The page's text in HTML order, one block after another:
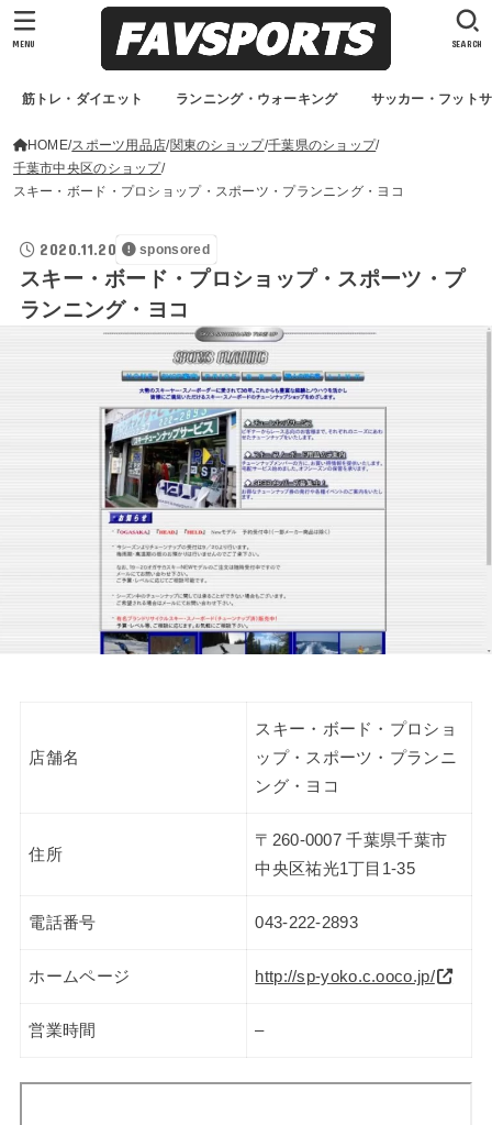
筋トレ・ダイエット ランニング・ウォーキング サッカー・フット
SEARCH
MENU
HOME スポーツ用品店 関東のショップ 千葉県のショップ
千葉市中央区のショップ
スキー・ボード・プロショップ・スポーツ・プランニング・ヨコ
2020.11.20 sponsored
スキー・ボード・プロショップ・スポーツ・プ
ランニング・ヨコ
店舗名
スキー・ボード・プロショ
ップ・スポーツ・プランニ
ング・ヨコ
住所
〒260-0007 千葉県千葉市
中央区祐光1丁目1-35
電話番号 043-222-2893
ホームページ http://sp-yoko.c.ooco.jp/
営業時間 –